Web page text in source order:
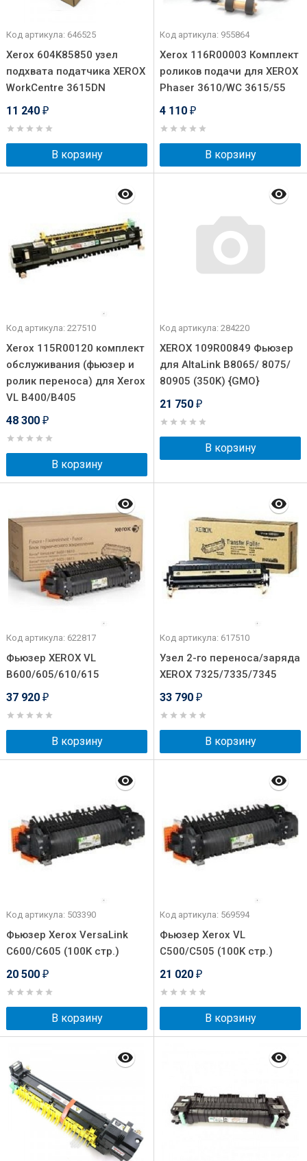
Код артикула: 646525
Xerox 604K85850 узел
подхвата податчика XEROX
WorkCentre 3615DN
11 240 ₽
В корзину
Код артикула: 955864
Xerox 116R00003 Комплект
роликов подачи для XEROX
Phaser 3610/WC 3615/55
4 110 ₽
В корзину
Код артикула: 227510
Xerox 115R00120 комплект
обслуживания (фьюзер и
ролик переноса) для Xerox
VL B400/B405
48 300 ₽
В корзину
Код артикула: 284220
XEROX 109R00849 Фьюзер
для AltaLink B8065/ 8075/
80905 (350K) {GMO}
21 750 ₽
В корзину
Код артикула: 622817
Фьюзер XEROX VL
B600/605/610/615
37 920 ₽
В корзину
Код артикула: 617510
Узел 2-го переноса/заряда
XEROX 7325/7335/7345
33 790 ₽
В корзину
Код артикула: 503390
Фьюзер Xerox VersaLink
C600/C605 (100K стр.)
20 500 ₽
В корзину
Код артикула: 569594
Фьюзер Xerox VL
C500/C505 (100K стр.)
21 020 ₽
В корзину